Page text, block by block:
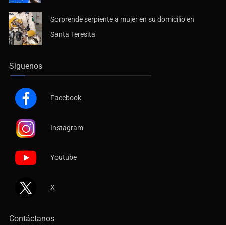
Sorprende serpiente a mujer en su domicilio en
Santa Teresita
Síguenos
Facebook
Instagram
Youtube
X
Contáctanos